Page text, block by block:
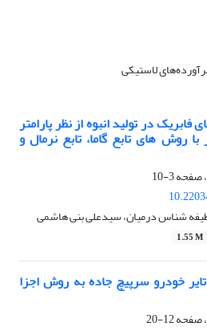
لاستیکی
در تولید انبوه از نظر پارامتر
روش های تابع گاما، تابع نرمال و
3-10
شناس درمیان، سیدعلی بنی هاشمی
1.55 M
خودرو سرپیچ جاده به روش اجزا
12-20